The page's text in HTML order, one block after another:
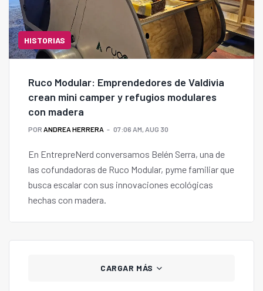
HISTORIAS
Ruco Modular: Emprendedores de Valdivia
crean mini camper y refugios modulares
con madera
POR ANDREA HERRERA 07:06 AM, AUG 30
En EntrepreNerd conversamos Belén Serra, una de
las cofundadoras de Ruco Modular, pyme familiar que
busca escalar con sus innovaciones ecológicas
hechas con madera.
CARGAR MÁS